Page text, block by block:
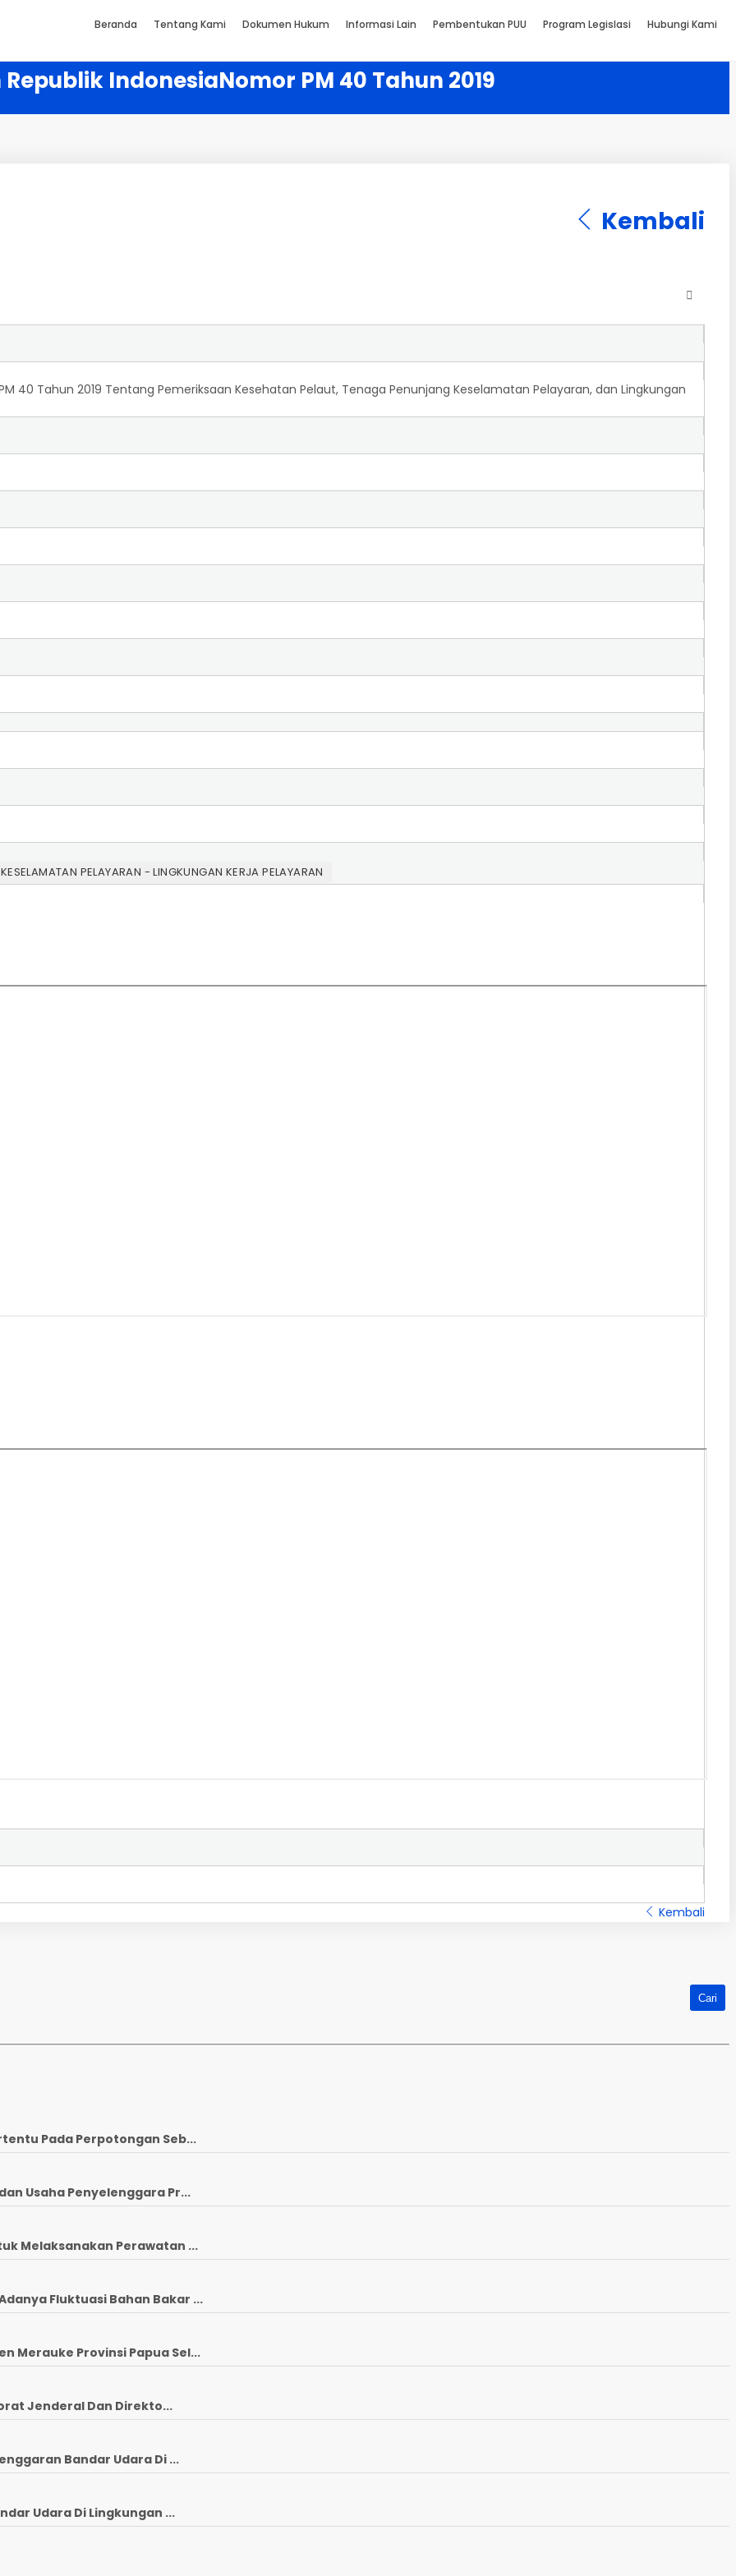
Beranda Tentang Kami Dokumen Hukum Informasi Lain Pembentukan PUU Program Legislasi Hubungi Kami
IndonesiaNomor PM 40 Tahun 2019
Kembali
40 Tahun 2019 Tentang Pemeriksaan Kesehatan Pelaut, Tenaga Penunjang Keselamatan Pelayaran, dan Lingkungan
PELAYARAN - LINGKUNGAN KERJA PELAYARAN
Kembali
Pada Perpotongan Seb...
Usaha Penyelenggara Pr...
Melaksanakan Perawatan ...
Fluktuasi Bahan Bakar ...
Merauke Provinsi Papua Sel...
Jenderal Dan Direkto...
Bandar Udara Di ...
Udara Di Lingkungan ...